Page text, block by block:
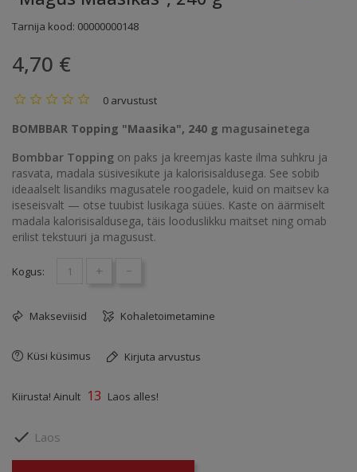
Tarnija kood: 00000000148
4,70 €
0 arvustust
BOMBBAR Topping "Maasika", 240 g magusainetega
Bombbar Topping on paks ja kreemjas kaste ilma suhkru ja
rasvata, madala süsivesikute ja kalorisisaldusega. See sobib
ideaalselt lisandiks magusatele roogadele, kuid on maitsev ka
iseseisvalt — otse tuubist lusikaga süües. Kaste on äärmiselt
madala kalorisisaldusega, täis looduslikku maitset ning omab
erilist tekstuuri ja magusust.
Kogus: + -
Makseviisid Kohaletoimetamine
Küsi küsimus Kirjuta arvustus
Kiirusta! Ainult 13 Laos alles!
 Laos